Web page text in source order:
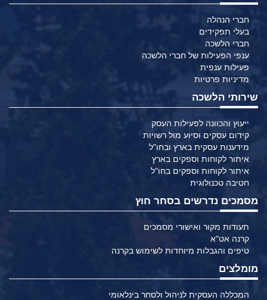
חברי הנהלה
בעלי תפקידים
חברי הלשכה
ענפי הפעילות של חברי הלשכה
פעילות ענפית
מדיניות פרטיות
שירותי הלשכה
ייעוץ והכוונה לפעילות העסק
קידום עסקים וסיוע מול רשויות
מידענות עסקית בארץ ובחו"ל
איתור לקוחות וספקים בארץ
איתור לקוחות וספקים בחו"ל
חטיבה טכנולוגית
מסמכים נדרשים בסחר חוץ
תעודות מקור ואישורי מסמכים
קרנה אט"א
טיפים והגבלות מיוחדות לשימוש בקרנה
מומלצים
המכללה העסקית לניהול ולסחר בינלאומי